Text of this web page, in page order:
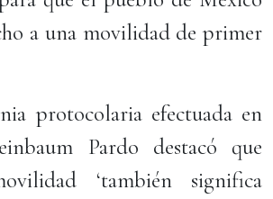
a una movilidad de primer
protocolaria efectuada en
Pardo destacó que
‘también significa